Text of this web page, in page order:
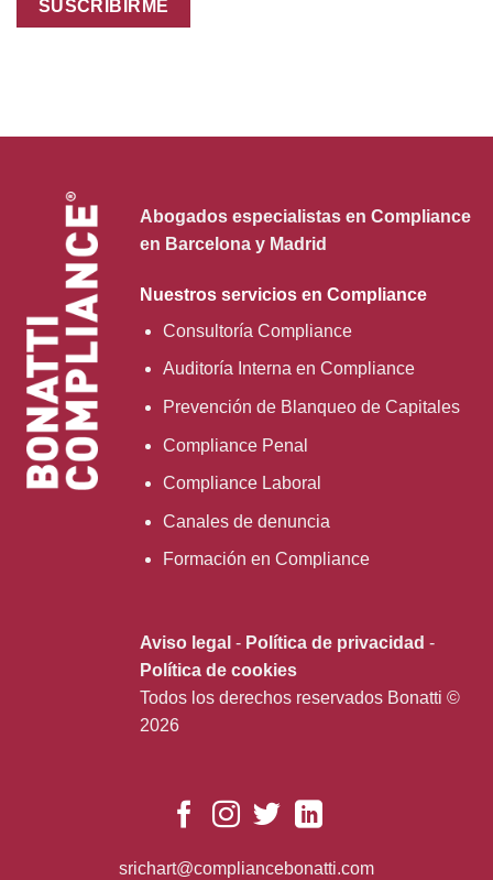
Abogados especialistas en Compliance
en Barcelona y Madrid
Nuestros servicios en Compliance
Consultoría Compliance
Auditoría Interna en Compliance
Prevención de Blanqueo de Capitales
Compliance Penal
Compliance Laboral
Canales de denuncia
Formación en Compliance
Aviso legal - Política de privacidad -
Política de cookies
Todos los derechos reservados Bonatti ©
2026
srichart@compliancebonatti.com